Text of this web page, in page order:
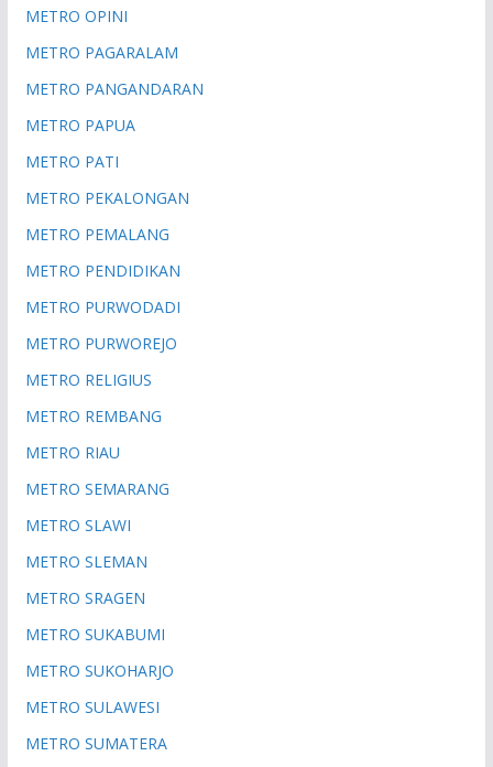
METRO OPINI
METRO PAGARALAM
METRO PANGANDARAN
METRO PAPUA
METRO PATI
METRO PEKALONGAN
METRO PEMALANG
METRO PENDIDIKAN
METRO PURWODADI
METRO PURWOREJO
METRO RELIGIUS
METRO REMBANG
METRO RIAU
METRO SEMARANG
METRO SLAWI
METRO SLEMAN
METRO SRAGEN
METRO SUKABUMI
METRO SUKOHARJO
METRO SULAWESI
METRO SUMATERA